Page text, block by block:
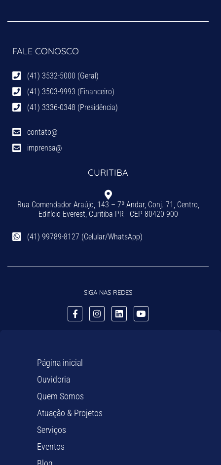
FALE CONOSCO
(41) 3532-5000 (Geral)
(41) 3503-9993 (Financeiro)
(41) 3336-0348 (Presidência)
contato@
imprensa@
CURITIBA
Rua Comendador Araújo, 143 – 7º Andar, Conj. 71, Centro,
Edifício Everest, Curitiba-PR - CEP 80420-900
(41) 99789-8127 (Celular/WhatsApp)
SIGA NAS REDES
Página inicial
Ouvidoria
Quem Somos
Atuação & Projetos
Serviços
Eventos